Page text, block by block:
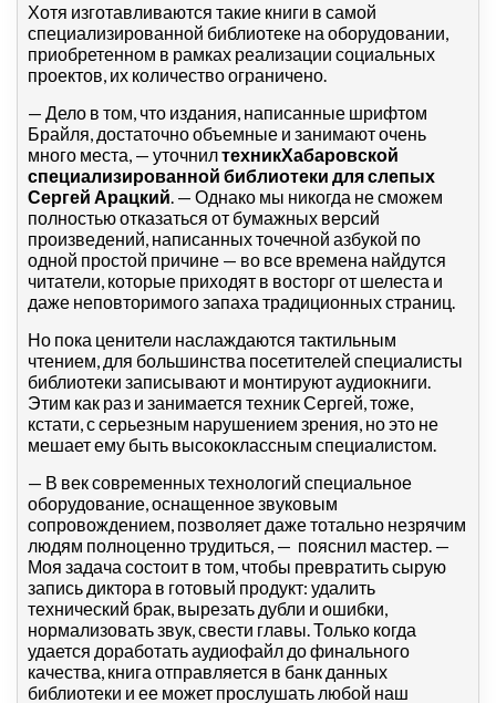
Хотя изготавливаются такие книги в самой
специализированной библиотеке на оборудовании,
приобретенном в рамках реализации социальных
проектов, их количество ограничено.
— Дело в том, что издания, написанные шрифтом
Брайля, достаточно объемные и занимают очень
много места, — уточнилтехникХабаровской
специализированной библиотеки для слепых
Сергей Арацкий. — Однако мы никогда не сможем
полностью отказаться от бумажных версий
произведений, написанных точечной азбукой по
одной простой причине — во все времена найдутся
читатели, которые приходят в восторг от шелеста и
даже неповторимого запаха традиционных страниц.
Но пока ценители наслаждаются тактильным
чтением, для большинства посетителей специалисты
библиотеки записывают и монтируют аудиокниги.
Этим как раз и занимается техник Сергей, тоже,
кстати, с серьезным нарушением зрения, но это не
мешает ему быть высококлассным специалистом.
— В век современных технологий специальное
оборудование, оснащенное звуковым
сопровождением, позволяет даже тотально незрячим
людям полноценно трудиться, — пояснил мастер. —
Моя задача состоит в том, чтобы превратить сырую
запись диктора в готовый продукт: удалить
технический брак, вырезать дубли и ошибки,
нормализовать звук, свести главы. Только когда
удается доработать аудиофайл до финального
качества, книга отправляется в банк данных
библиотеки и ее может прослушать любой наш